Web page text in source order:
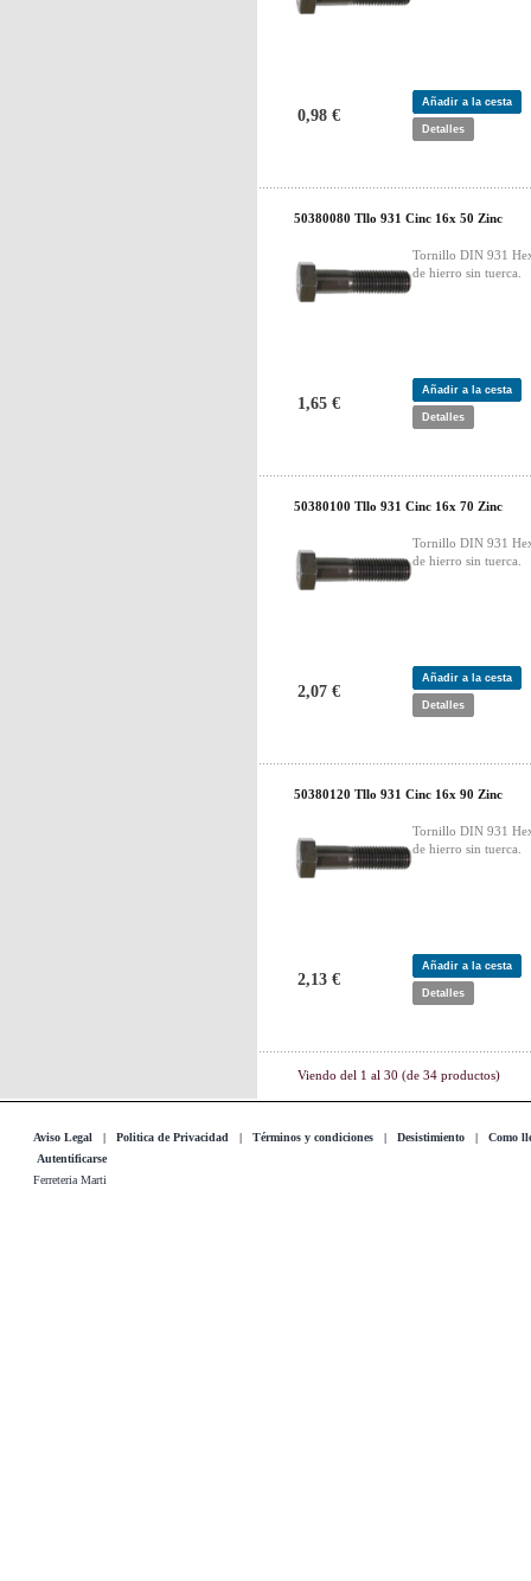
0,98 €
Añadir a la cesta
Detalles
50380080 Tllo 931 Cinc 16x 50 Zinc
Tornillo DIN 931
de hierro sin tuerca.
1,65 €
Añadir a la cesta
Detalles
50380100 Tllo 931 Cinc 16x 70 Zinc
Tornillo DIN 931
de hierro sin tuerca.
2,07 €
Añadir a la cesta
Detalles
50380120 Tllo 931 Cinc 16x 90 Zinc
Tornillo DIN 931
de hierro sin tuerca.
2,13 €
Añadir a la cesta
Detalles
Viendo del 1 al 30 (de 34 productos)
Aviso Legal | Politica de Privacidad | Términos y condiciones | Desistimiento | Como
Autentificarse
Ferreteria Marti